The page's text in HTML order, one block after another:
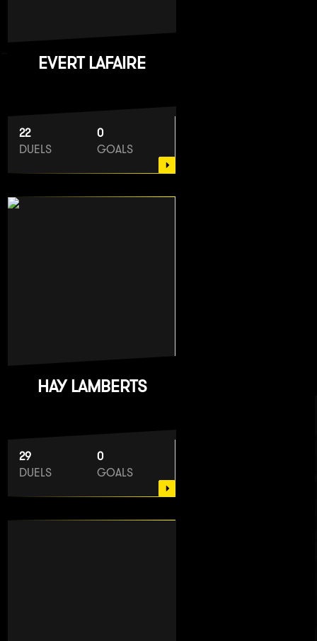
EVERT LAFAIRE
22
DUELS
0
GOALS
HAY LAMBERTS
29
DUELS
0
GOALS